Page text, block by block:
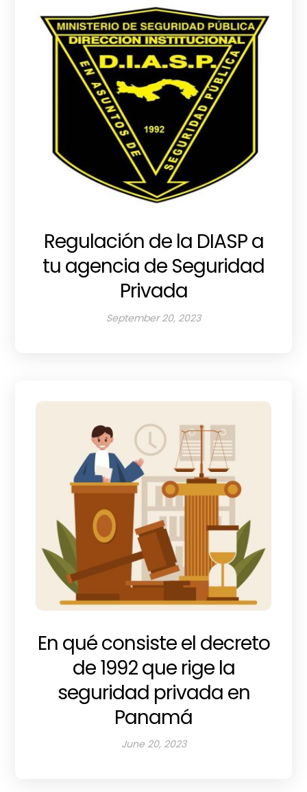
Regulación de la DIASP a
tu agencia de Seguridad
Privada
September 20, 2023
En qué consiste el decreto
de 1992 que rige la
seguridad privada en
Panamá
June 20, 2023